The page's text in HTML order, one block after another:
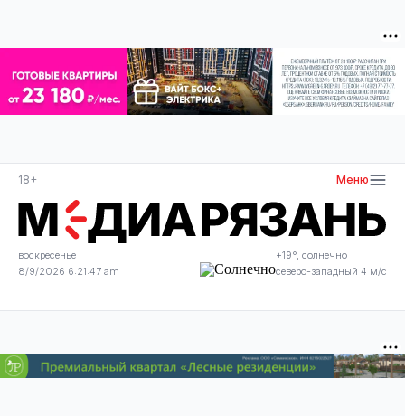
18+ Меню
воскресенье
8/9/2026 6:21:48 am
+19°, солнечно
северо-западный 4 м/с